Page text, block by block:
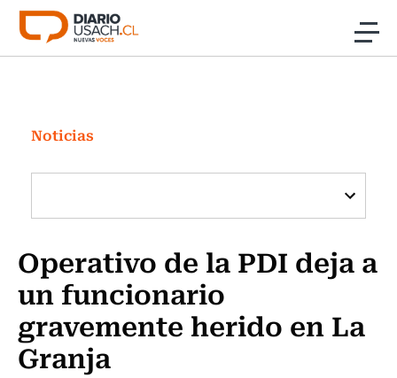
Click acá para ir directamente al contenido
Investigación
Cultura
Programas Radio y TV Usach
Noticias
Operativo de la PDI deja a
un funcionario
gravemente herido en La
Granja